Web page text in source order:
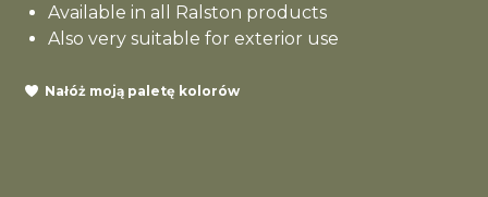
Available in all Ralston products
Also very suitable for exterior use
Nałóż moją paletę kolorów